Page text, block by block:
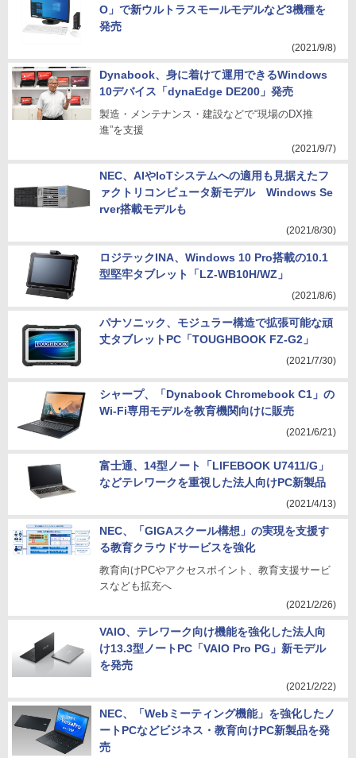
O」で新ウルトラスモールモデルなど3機種を
発売
(2021/9/8)
Dynabook、身に着けて運用できるWindows
10デバイス「dynaEdge DE200」発売
製造・メンテナンス・建設などで“現場のDX推
進”を支援
(2021/9/7)
NEC、AIやIoTシステムへの適用も見据えたフ
ァクトリコンピュータ新モデル Windows Se
rver搭載モデルも
(2021/8/30)
ロジテックINA、Windows 10 Pro搭載の10.1
型堅牢タブレット「LZ-WB10H/WZ」
(2021/8/6)
パナソニック、モジュラー構造で拡張可能な頑
丈タブレットPC「TOUGHBOOK FZ-G2」
(2021/7/30)
シャープ、「Dynabook Chromebook C1」の
Wi-Fi専用モデルを教育機関向けに販売
(2021/6/21)
富士通、14型ノート「LIFEBOOK U7411/G」
などテレワークを重視した法人向けPC新製品
(2021/4/13)
NEC、「GIGAスクール構想」の実現を支援す
る教育クラウドサービスを強化
教育向けPCやアクセスポイント、教育支援サービ
スなども拡充へ
(2021/2/26)
VAIO、テレワーク向け機能を強化した法人向
け13.3型ノートPC「VAIO Pro PG」新モデル
を発売
(2021/2/22)
NEC、「Webミーティング機能」を強化したノ
ートPCなどビジネス・教育向けPC新製品を発
売